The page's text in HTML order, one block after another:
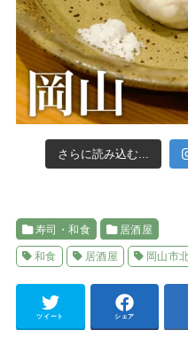
さらに読み込む...
寿司・和食 居酒屋
和食 居酒屋 岡山市
ツイート シェア